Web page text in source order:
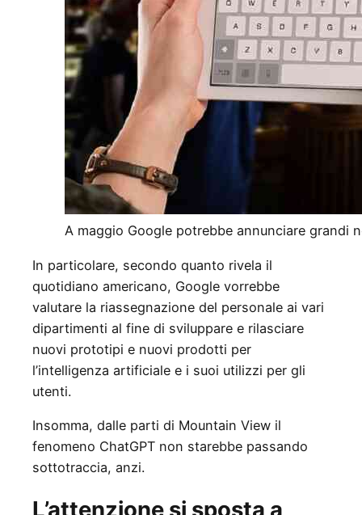
A maggio Google potrebbe annunciare grandi
In particolare, secondo quanto rivela il
quotidiano americano, Google vorrebbe
valutare la riassegnazione del personale ai vari
dipartimenti al fine di sviluppare e rilasciare
nuovi prototipi e nuovi prodotti per
l’intelligenza artificiale e i suoi utilizzi per gli
utenti.
Insomma, dalle parti di Mountain View il
fenomeno ChatGPT non starebbe passando
sottotraccia, anzi.
L’attenzione si sposta a